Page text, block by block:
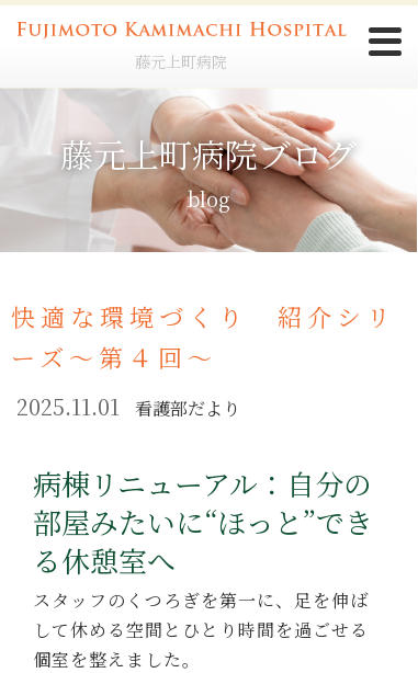
藤元上町病院
藤元上町病院ブログ
blog
快適な環境づくり 紹介シリ
ーズ～第４回～
2025.11.01 看護部だより
病棟リニューアル：自分の
部屋みたいに“ほっと”でき
る休憩室へ
スタッフのくつろぎを第一に、 足を伸ば
して休める空間 と ひとり時間を過ごせる
個室を整えました。